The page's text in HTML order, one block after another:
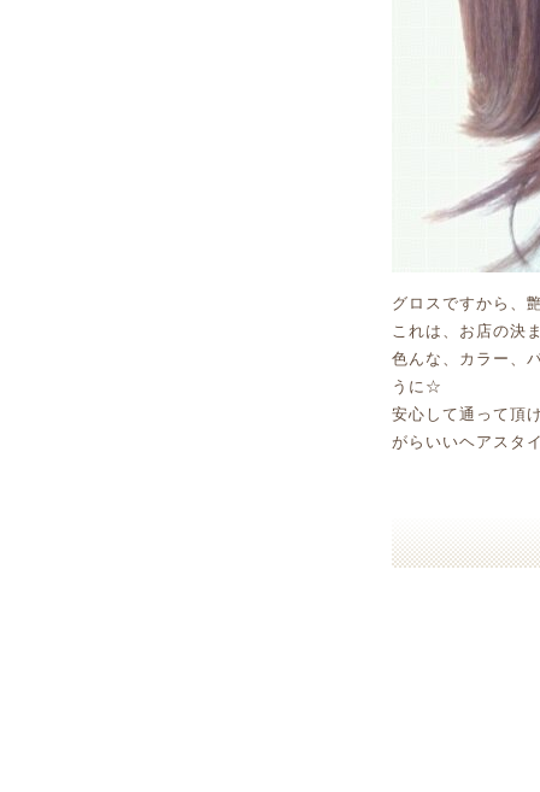
グロスですから、
これは、お店の決
色んな、カラー、
うに☆
安心して通って頂
がらいいヘアスタ